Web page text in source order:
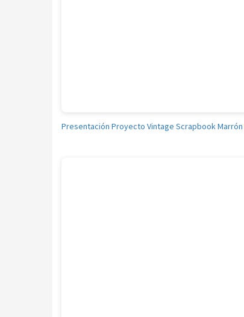
Presentación Proyecto Vintage Scrapbook Marrón